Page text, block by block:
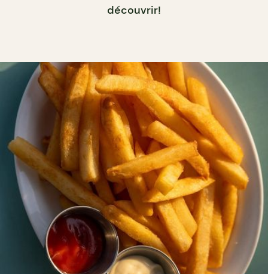
découvrir!